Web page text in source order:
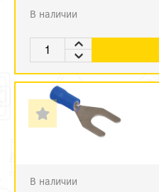
В наличии
В наличии